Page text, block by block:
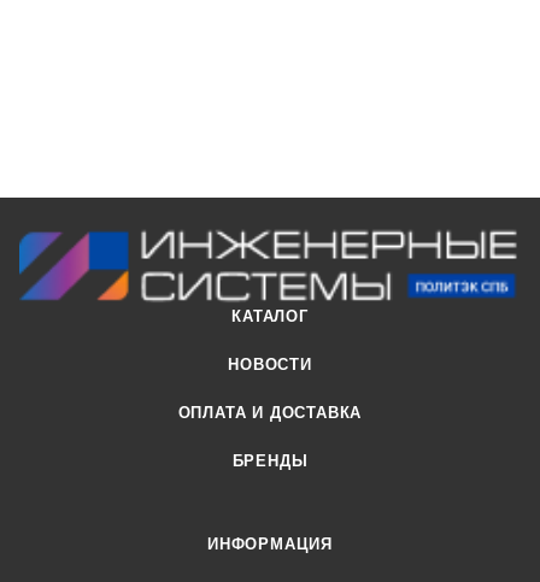
КАТАЛОГ
НОВОСТИ
ОПЛАТА И ДОСТАВКА
БРЕНДЫ
ИНФОРМАЦИЯ